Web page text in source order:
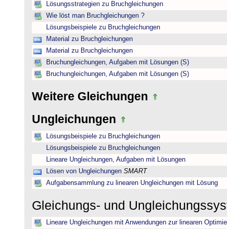
Lösungsstrategien zu Bruchgleichungen
Wie löst man Bruchgleichungen ?
Lösungsbeispiele zu Bruchgleichungen
Material zu Bruchgleichungen
Material zu Bruchgleichungen
Bruchungleichungen, Aufgaben mit Lösungen (S)
Bruchungleichungen, Aufgaben mit Lösungen (S)
Weitere Gleichungen
Ungleichungen
Lösungsbeispiele zu Bruchgleichungen
Lösungsbeispiele zu Bruchgleichungen
Lineare Ungleichungen, Aufgaben mit Lösungen
Lösen von Ungleichungen SMART
Aufgabensammlung zu linearen Ungleichungen mit Lösung
Gleichungs- und
Lineare Ungleichungen mit Anwendungen zur linearen